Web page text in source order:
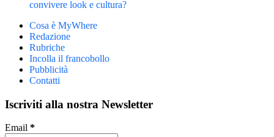
convivere look e cultura?
Cosa è MyWhere
Redazione
Rubriche
Incolla il francobollo
Pubblicità
Contatti
Iscriviti alla nostra Newsletter
Email *